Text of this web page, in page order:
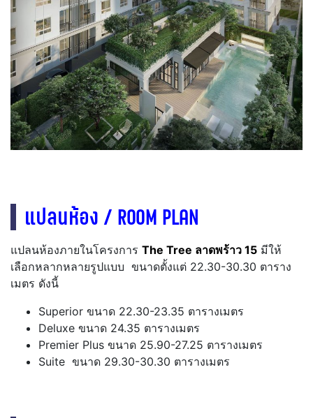
แปลนห้อง / ROOM PLAN
แปลนห้องภายในโครงการ The Tree ลาดพร้าว 15 มีให้
เลือกหลากหลายรูปแบบ ขนาดตั้งแต่ 22.30-30.30 ตาราง
เมตร ดังนี้
Superior ขนาด 22.30-23.35 ตารางเมตร
Deluxe ขนาด 24.35 ตารางเมตร
Premier Plus ขนาด 25.90-27.25 ตารางเมตร
Suite ขนาด 29.30-30.30 ตารางเมตร